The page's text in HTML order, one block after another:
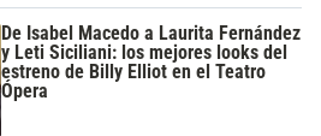
De Isabel Macedo a Laurita Fernández
y Leti Siciliani: los mejores looks del
estreno de Billy Elliot en el Teatro
Ópera